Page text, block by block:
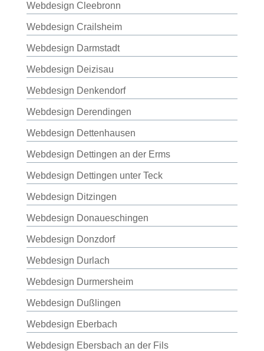
Webdesign Cleebronn
Webdesign Crailsheim
Webdesign Darmstadt
Webdesign Deizisau
Webdesign Denkendorf
Webdesign Derendingen
Webdesign Dettenhausen
Webdesign Dettingen an der Erms
Webdesign Dettingen unter Teck
Webdesign Ditzingen
Webdesign Donaueschingen
Webdesign Donzdorf
Webdesign Durlach
Webdesign Durmersheim
Webdesign Dußlingen
Webdesign Eberbach
Webdesign Ebersbach an der Fils